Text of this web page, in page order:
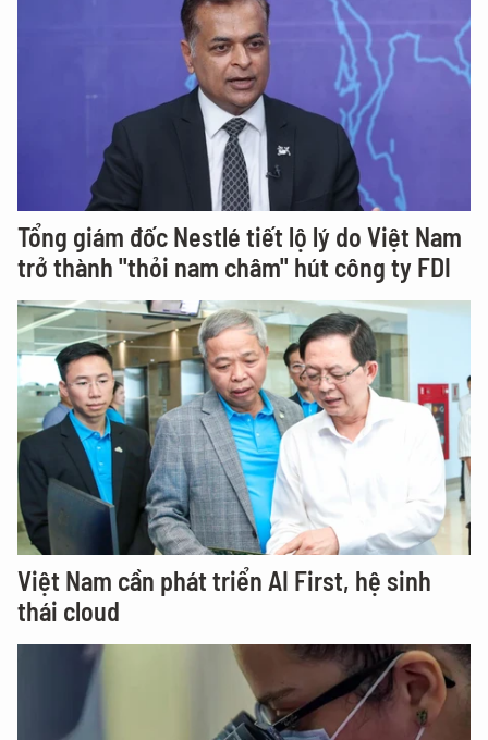
Tổng giám đốc Nestlé tiết lộ lý do Việt Nam
trở thành "thỏi nam châm" hút công ty FDI
Việt Nam cần phát triển AI First, hệ sinh
thái cloud